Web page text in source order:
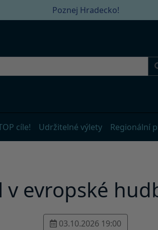
Poznej Hradecko!
cíle! Udržitelné výlety Regionální
v evropské
03.10.2026 19:00